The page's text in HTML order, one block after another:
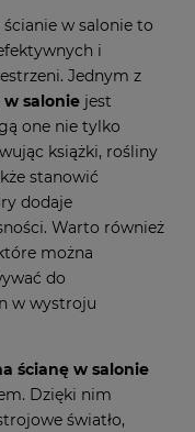
w salonie to
i
Jednym z
w salonie jest
one nie tylko
książki, rośliny
stanowić
dodaje
Warto również
można
do
w wystroju
ścianę w salonie
Dzięki nim
światło,